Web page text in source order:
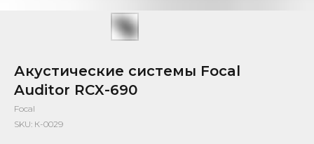
Акустические системы Focal
Auditor RCX-690
Focal
SKU: К-0029